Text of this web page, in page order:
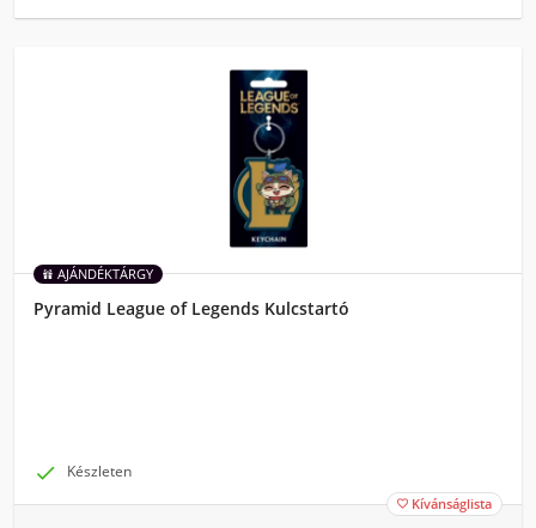
AJÁNDÉKTÁRGY
Pyramid League of Legends Kulcstartó
 Készleten
 Kívánságlista